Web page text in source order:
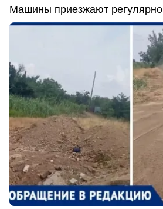
Машины приезжают регулярно